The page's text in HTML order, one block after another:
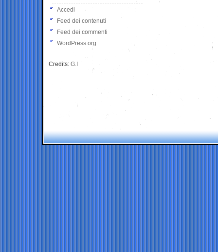
Accedi
Feed dei contenuti
Feed dei commenti
WordPress.org
Credits: G.I